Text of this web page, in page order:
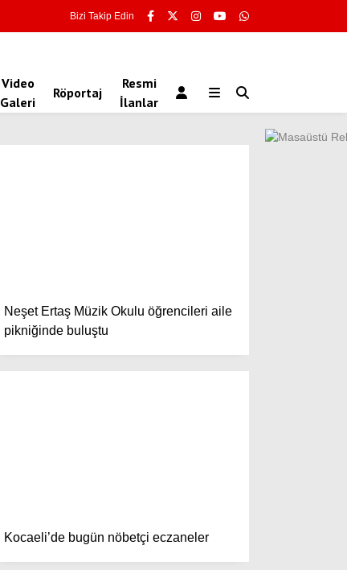
Namaz Vakitleri
Nöbetçi Eczaneler
Bizi Takip Edin
Video
Galeri
Röportaj
Resmi
İlanlar
Neşet Ertaş Müzik Okulu öğrencileri aile
pikniğinde buluştu
Kocaeli’de bugün nöbetçi eczaneler